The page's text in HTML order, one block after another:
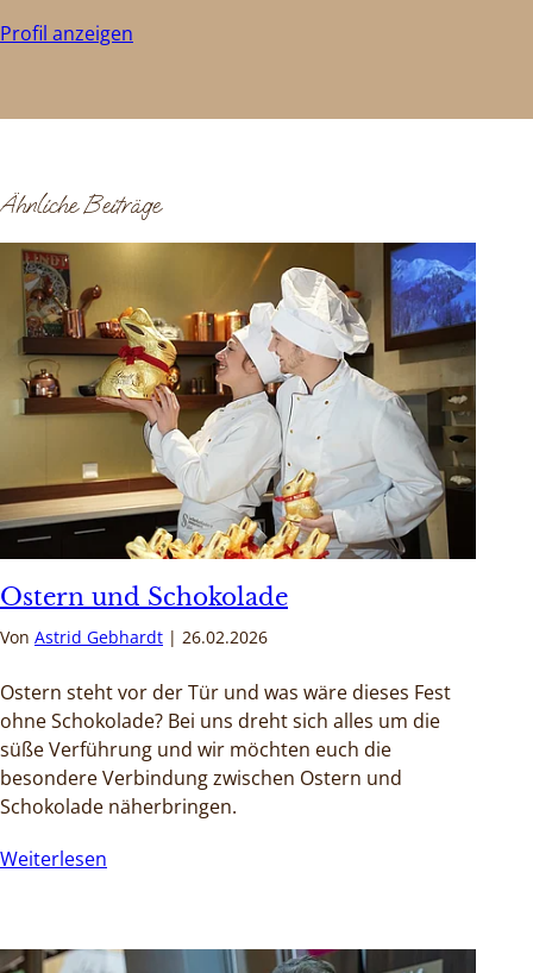
Profil anzeigen
Ähnliche Beiträge
Ostern und Schokolade
Von Astrid Gebhardt 26.02.2026
Ostern steht vor der Tür und was wäre dieses Fest
ohne Schokolade? Bei uns dreht sich alles um die
süße Verführung und wir möchten euch die
besondere Verbindung zwischen Ostern und
Schokolade näherbringen.
Weiterlesen